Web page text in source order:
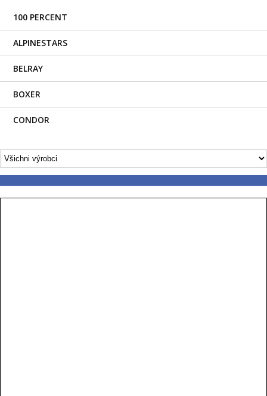
100 PERCENT
ALPINESTARS
BELRAY
BOXER
CONDOR